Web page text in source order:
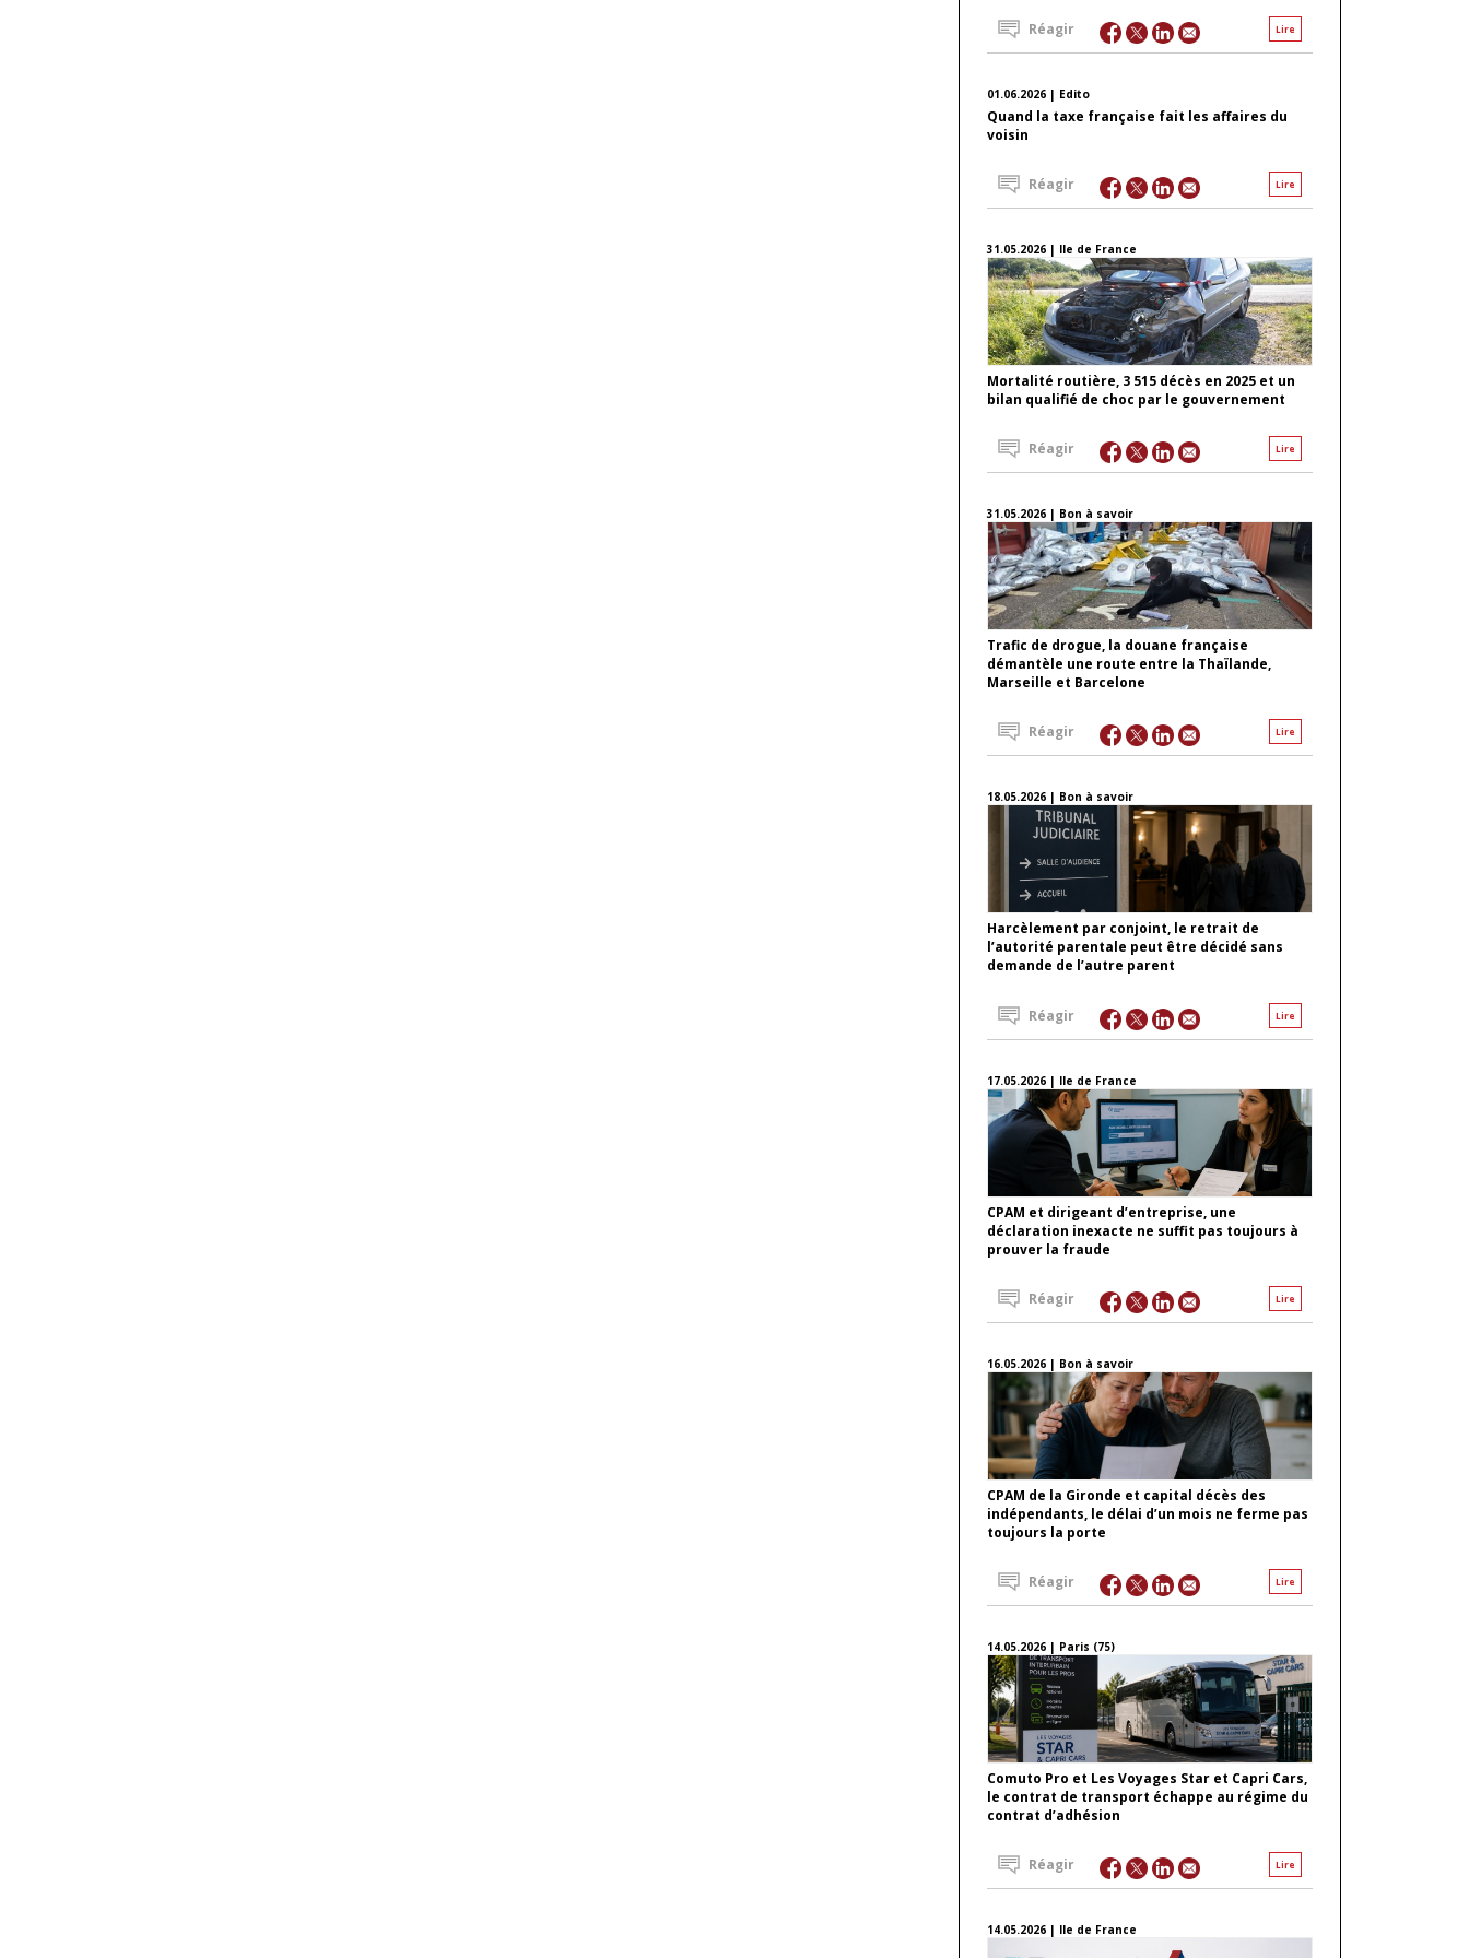
Lire
Réagir
01.06.2026 | Edito
Quand la taxe française fait les affaires du
voisin
Lire
Réagir
31.05.2026 | Ile de France
Mortalité routière, 3 515 décès en 2025 et un
bilan qualifié de choc par le gouvernement
Lire
Réagir
31.05.2026 | Bon à savoir
Trafic de drogue, la douane française
démantèle une route entre la Thaïlande,
Marseille et Barcelone
Lire
Réagir
18.05.2026 | Bon à savoir
Harcèlement par conjoint, le retrait de
l’autorité parentale peut être décidé sans
demande de l’autre parent
Lire
Réagir
17.05.2026 | Ile de France
CPAM et dirigeant d’entreprise, une
déclaration inexacte ne suffit pas toujours à
prouver la fraude
Lire
Réagir
16.05.2026 | Bon à savoir
CPAM de la Gironde et capital décès des
indépendants, le délai d’un mois ne ferme pas
toujours la porte
Lire
Réagir
14.05.2026 | Paris (75)
Comuto Pro et Les Voyages Star et Capri Cars,
le contrat de transport échappe au régime du
contrat d’adhésion
Lire
Réagir
14.05.2026 | Ile de France